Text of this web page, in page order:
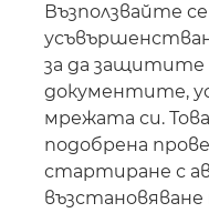
Възползвайте
за да защитите
документите,
мрежата си. Това
подобрена
стартиране с